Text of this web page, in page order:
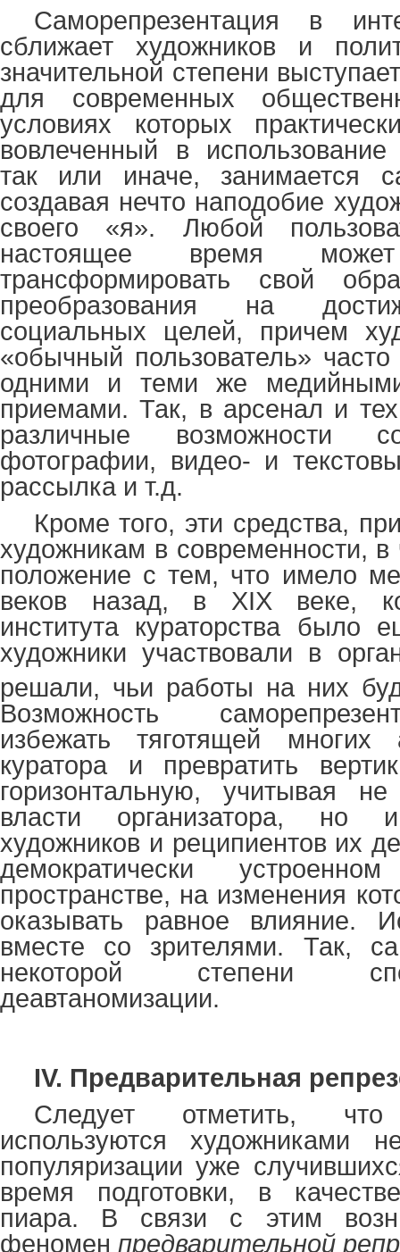
Саморепрезентация в
сближает художников и
значительной степени
для современных
условиях которых
вовлеченный в
так или иначе, занимается
создавая нечто наподобие
своего «я». Любой
настоящее время
трансформировать свой
преобразования на
социальных целей, причем
«обычный пользователь» часто
одними и теми же
приемами. Так, в арсенал и
различные возможности
фотографии, видео- и
рассылка и т.д.
Кроме того, эти средства,
художникам в современности,
положение с тем, что имело
веков назад, в XIX веке,
института кураторства было
художники участвовали в
решали, чьи работы на них
Возможность
избежать тяготящей многих
куратора и превратить
горизонтальную, учитывая не
власти организатора, но и
художников и реципиентов их
демократически
пространстве, на изменения
оказывать равное влияние.
вместе со зрителями. Так,
некоторой степени
деавтаномизации.
IV. Предварительная
Следует отметить,
используются художниками
популяризации уже
время подготовки, в
пиара. В связи с этим
феномен предварительной